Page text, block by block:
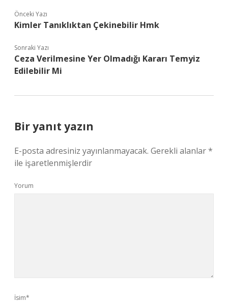
Önceki Yazı
Kimler Tanıklıktan Çekinebilir Hmk
Sonraki Yazı
Ceza Verilmesine Yer Olmadığı Kararı Temyiz
Edilebilir Mi
Bir yanıt yazın
E-posta adresiniz yayınlanmayacak. Gerekli alanlar*
ile işaretlenmişlerdir
Yorum
İsim*